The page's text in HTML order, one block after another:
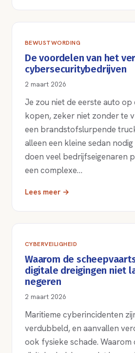
BEWUSTWORDING
De voordelen van het
cybersecuritybedrijven
2 maart 2026
Je zou niet de eerste auto op
kopen, zeker niet zonder te
een brandstofslurpende
alleen een kleine sedan
doen veel bedrijfseigenaren
een complexe…
Lees meer →
CYBERVEILIGHEID
Waarom de
digitale dreigingen niet
negeren
2 maart 2026
Maritieme cyberincidenten
verdubbeld, en aanvallen
ook fysieke schade.